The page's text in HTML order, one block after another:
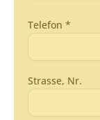
Telefon *
Strasse, Nr.